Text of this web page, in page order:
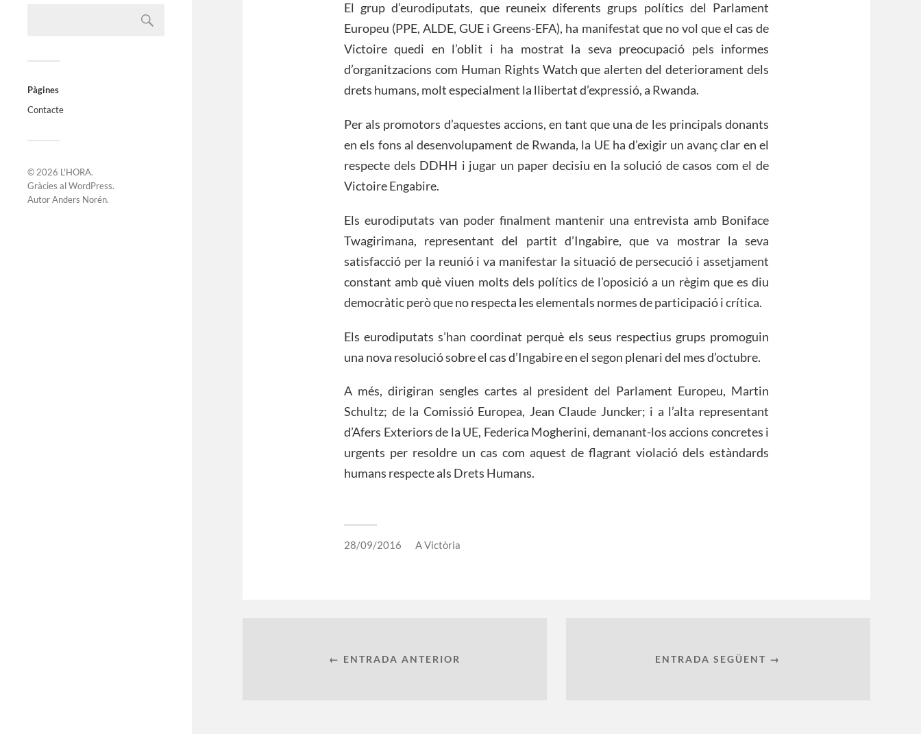
Pàgines
Contacte
© 2026 L'HORA.
Gràcies alWordPress.
AutorAnders Norén.
El grup d’eurodiputats, que reuneix diferents grups polítics del Parlament
Europeu (PPE, ALDE, GUE i Greens-EFA), ha manifestat que no vol que el cas de
Victoire quedi en l’oblit i ha mostrat la seva preocupació pels informes
d’organitzacions com Human Rights Watch que alerten del deteriorament dels
drets humans, molt especialment la llibertat d’expressió, a Rwanda.
Per als promotors d’aquestes accions, en tant que una de les principals donants
en els fons al desenvolupament de Rwanda, la UE ha d’exigir un avanç clar en el
respecte dels DDHH i jugar un paper decisiu en la solució de casos com el de
Victoire Engabire.
Els eurodiputats van poder finalment mantenir una entrevista amb Boniface
Twagirimana, representant del partit d’Ingabire, que va mostrar la seva
satisfacció per la reunió i va manifestar la situació de persecució i assetjament
constant amb què viuen molts dels polítics de l’oposició a un règim que es diu
democràtic però que no respecta les elementals normes de participació i crítica.
Els eurodiputats s’han coordinat perquè els seus respectius grups promoguin
una nova resolució sobre el cas d’Ingabire en el segon plenari del mes d’octubre.
A més, dirigiran sengles cartes al president del Parlament Europeu, Martin
Schultz; de la Comissió Europea, Jean Claude Juncker; i a l’alta representant
d’Afers Exteriors de la UE, Federica Mogherini, demanant-los accions concretes i
urgents per resoldre un cas com aquest de flagrant violació dels estàndards
humans respecte als Drets Humans.
28/09/2016 AVictòria
← ENTRADA ANTERIOR ENTRADA SEGÜENT →